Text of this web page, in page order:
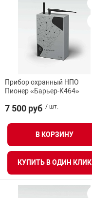
Прибор охранный НПО
Пионер «Барьер-K464»
7 500 руб / шт.
В КОРЗИНУ
КУПИТЬ В ОДИН КЛИК